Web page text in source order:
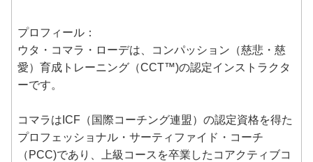
プロフィール：
ウタ・コマラ・ローデは、コンパッション（慈悲・慈
愛）育成トレーニング（CCT™️)の認定インストラクタ
ーです。
コマラはICF（国際コーチング連盟）の認定資格を得た
プロフェッショナル・サーティファイド・コーチ
（PCC)であり、上級コースを卒業したコアクティブコ